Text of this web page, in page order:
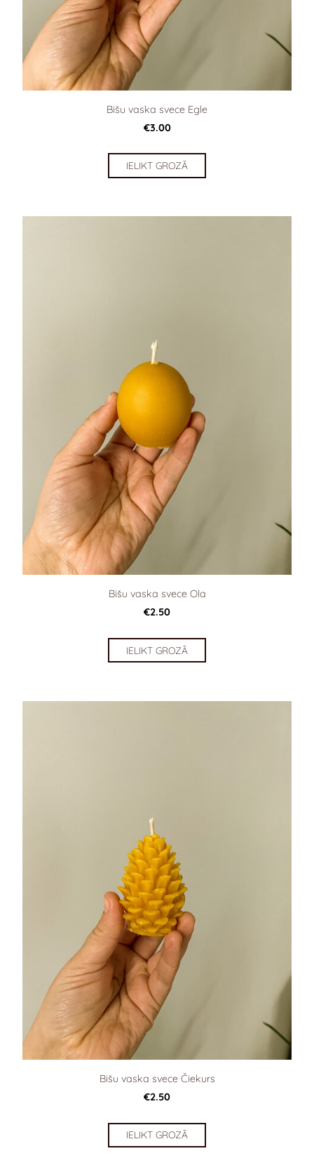
Bišu vaska svece Egle
€3.00
IELIKT GROZĀ
Bišu vaska svece Ola
€2.50
IELIKT GROZĀ
Bišu vaska svece Čiekurs
€2.50
IELIKT GROZĀ